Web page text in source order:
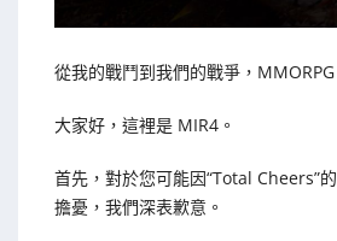
從我的戰鬥到我們的戰爭，MMORPG
大家好，這裡是 MIR4。
首先，對於您可能因“Total Cheers”
擔憂，我們深表歉意。